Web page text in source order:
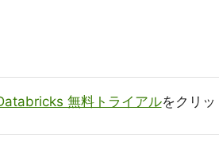
無料トライアルをクリッ